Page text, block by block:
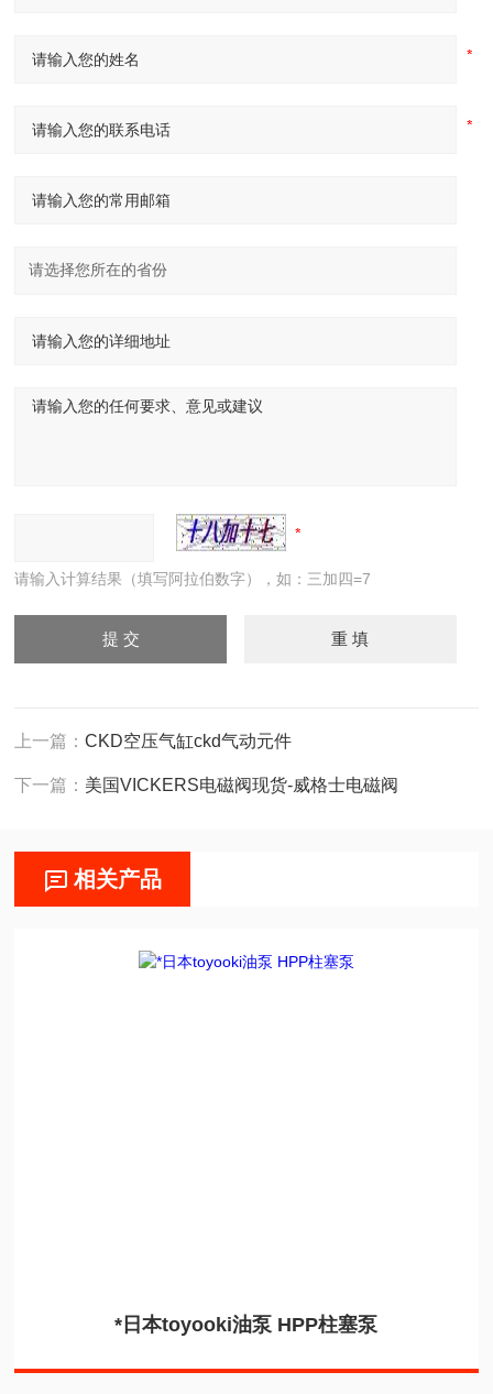
请输入计算结果（填写阿拉伯数字），如：三加四=7
上一篇：CKD空压气缸ckd气动元件
下一篇： 美国VICKERS电磁阀现货-威格士电磁阀
相关产品
*日本toyooki油泵 HPP柱塞泵